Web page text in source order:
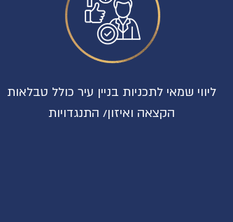
ליווי שמאי לתכניות בניין עיר כולל טבלאות
הקצאה ואיזון/ התנגדויות